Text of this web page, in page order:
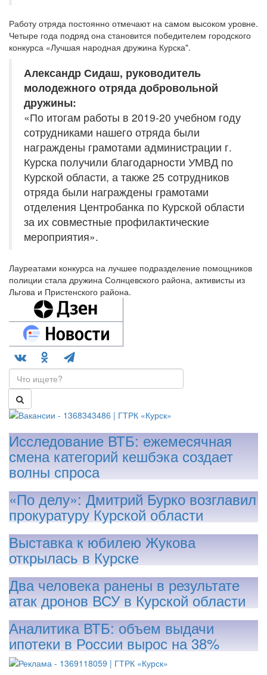
Работу отряда постоянно отмечают на самом высоком уровне.
Четыре года подряд она становится победителем городского
конкурса «Лучшая народная дружина Курска".
Александр Сидаш, руководитель
молодежного отряда добровольной
дружины:
«По итогам работы в 2019-20 учебном году
сотрудниками нашего отряда были
награждены грамотами администрации г.
Курска получили благодарности УМВД по
Курской области, а также 25 сотрудников
отряда были награждены грамотами
отделения Центробанка по Курской области
за их совместные профилактические
мероприятия».
Лауреатами конкурса на лучшее подразделение помощников
полиции стала дружина Солнцевского района, активисты из
Льгова и Пристенского района.
Исследование ВТБ: ежемесячная
смена категорий кешбэка создает
волны спроса
«По делу»: Дмитрий Бурко возглавил
прокуратуру Курской области
Выставка к юбилею Жукова
открылась в Курске
Два человека ранены в результате
атак дронов ВСУ в Курской области
Аналитика ВТБ: объем выдачи
ипотеки в России вырос на 38%